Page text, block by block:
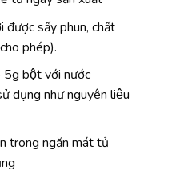
được sấy phun, chất
phép).
5g bột với nước
dụng như nguyên liệu
trong ngăn mát tủ